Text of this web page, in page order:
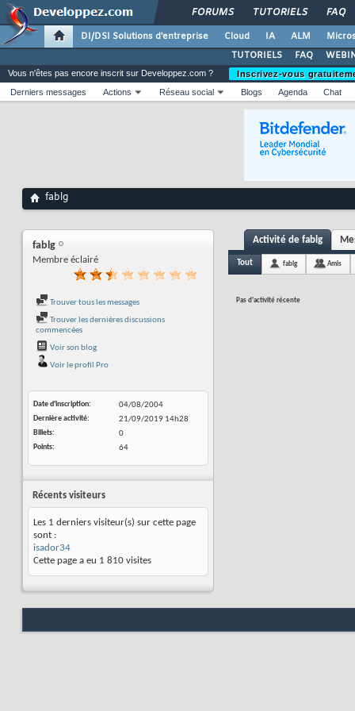
FORUMS TUTORIELS FAQ
DI/DSI Solutions d'entreprise Cloud IA ALM
TUTORIELS
FAQ
Vous n'êtes pas encore inscrit sur Developpez.com ?
Inscrivez-vous
Derniers messages
Actions Réseau social Blogs Agenda Chat
fablg
fablg
Membre éclairé
Trouver tous les messages
Trouver les dernières discussions
commencées
Voir son blog
Voir le profil Pro
Date d'inscription
04/08/2004
Dernière activité
21/09/2019 14h28
Billets
0
Points
64
Récents visiteurs
Les 1 derniers visiteur(s) sur cette page
sont :
isador34
Cette page a eu 1 810 visites
Activité de fablg
Tout fablg Amis
Pas d'activité récente